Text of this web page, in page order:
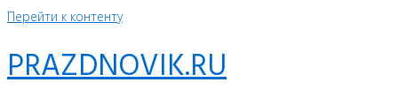
Перейти к контенту
PRAZDNOVIK.RU